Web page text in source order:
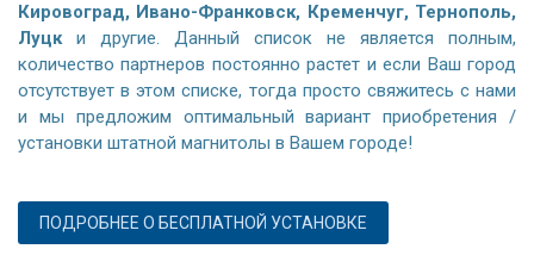
Кировоград, Ивано-Франковск, Кременчуг, Тернополь,
Луцки другие. Данный список не является полным,
количество партнеров постоянно растет и если Ваш город
отсутствует в этом списке, тогда просто свяжитесь с нами
и мы предложим оптимальный вариант приобретения /
установки штатной магнитолы в Вашем городе!
ПОДРОБНЕЕ О БЕСПЛАТНОЙ УСТАНОВКЕ